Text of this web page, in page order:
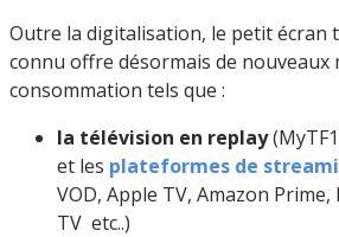
Outre la digitalisation, le petit écran
connu offre désormais de nouveaux
consommation tels que :
la télévision en replay
et les plateformes de
VOD, Apple TV, Amazon
TV etc..)